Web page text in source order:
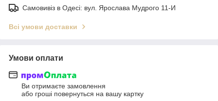
Самовивіз в Одесі: вул. Ярослава Мудрого 11-И
Всі умови доставки
Умови оплати
Ви отримаєте замовлення
або гроші повернуться на вашу картку